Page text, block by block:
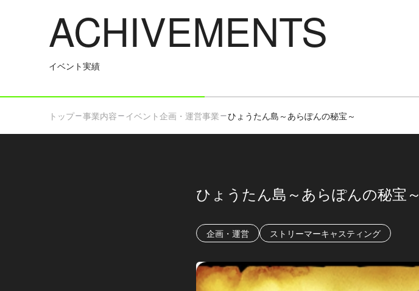
ACHIVEMENTS
イベント実績
トップ 事業内容 イベント企画・運営事業 ひょうたん島～あらぽんの秘宝～
ひょうたん島～あらぽんの秘宝～
企画・運営 ストリーマーキャスティング